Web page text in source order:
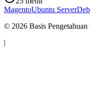
MagentoUbuntu Server
© 2026 Basis
|